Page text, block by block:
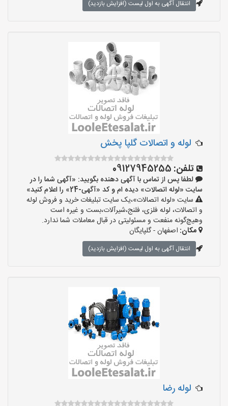
انتقال آگهی به اول لیست (افزایش بازدید)
لوله و اتصالات گلپا پخش
تلفن: 09127945255
لطفا پس از تماس با آگهی دهنده بگویید: «آگهی شما را در
سایت «لوله اتصالات» دیده ام و کد «آگهی-24» را اعلام کنید»
سایت «لوله اتصالات»،یک سایت تبلیغات خرید و فروش لوله
و اتصالات، لوله فلزی، فلنج،شیرآلات،بست و غیره است
وهیچ‌گونه منفعت و مسئولیتی در قبال معاملات شما ندارد.
مکان: اصفهان - گلپایگان
انتقال آگهی به اول لیست (افزایش بازدید)
لوله رضا